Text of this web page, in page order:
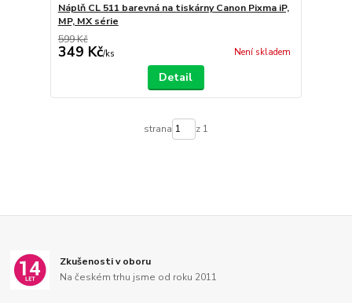
Náplň CL 511 barevná na tiskárny Canon Pixma iP,
MP, MX série
599 Kč
349 Kč/ks Není skladem
Detail
strana z 1
Zkušenosti v oboru
Na českém trhu jsme od roku 2011